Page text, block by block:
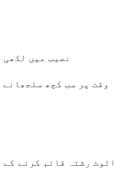
نصیب میں
وقت پر سب کچھ
اٹوٹ رشتہ قائم کرنے